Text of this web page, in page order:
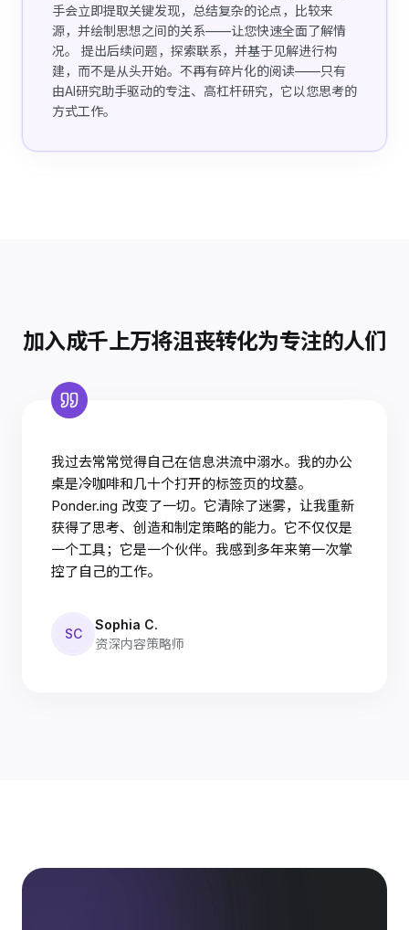
手会立即提取关键发现，总结复杂的论点，比较来
源，并绘制思想之间的关系——让您快速全面了解情
况。 提出后续问题，探索联系，并基于见解进行构
建，而不是从头开始。不再有碎片化的阅读——只有
由AI研究助手驱动的专注、高杠杆研究，它以您思考的
方式工作。
加入成千上万将沮丧转化为专注的人们
我过去常常觉得自己在信息洪流中溺水。我的办公
桌是冷咖啡和几十个打开的标签页的坟墓。
Ponder.ing 改变了一切。它清除了迷雾，让我重新
获得了思考、创造和制定策略的能力。它不仅仅是
一个工具；它是一个伙伴。我感到多年来第一次掌
控了自己的工作。
SC
Sophia C.
资深内容策略师